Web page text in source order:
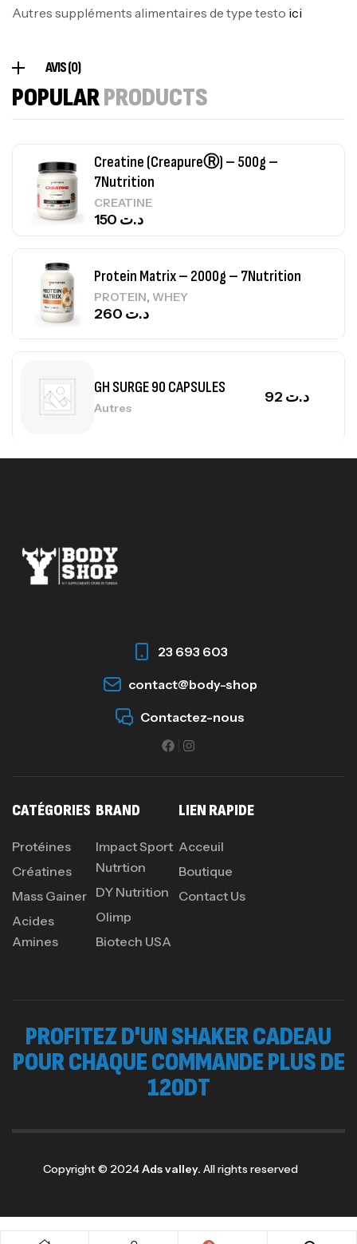
Autres suppléments alimentaires de type testo ici
AVIS (0)
POPULARPRODUCTS
د.ت84
7Nutrition
CREATINE
Protein Matrix – 2000g – 7Nutrition
PROTEIN,
د.ت260
GH SURGE 90 CAPSULES
Autres
Mega Creatine CREAPURE – 306 Gr –
Biotech USA
Creatine (CreapureⓇ) – 500g –
7Nutrition
CREATINE
Protein Matrix – 2000g – 7Nutrition
د.ت
GH SURGE 90 CAPSULES
23 693 603
contact@body-shop
Contactez-nous
CATÉGORIES
Protéines
Créatines
Mass Gainer
Acides
Amines
BRAND
Impact Sport
Nutrtion
DY Nutrition
Olimp
Biotech USA
LIEN RAPIDE
Acceuil
Boutique
Contact Us
PROFITEZ D'UN SHAKER CADEAU
POUR CHAQUE COMMANDE PLUS DE
120DT
Copyright © 2024Ads valley. All rights reserved